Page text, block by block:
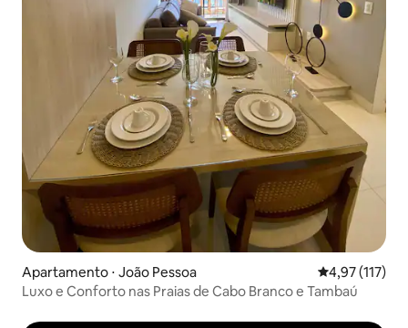
Apartamento ⋅ João Pessoa 4,97 de uma
4,97 (117)
Luxo e Conforto nas Praias de Cabo Branco e Tambaú